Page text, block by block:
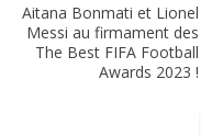
Aitana Bonmati et Lionel
Messi au firmament des
The Best FIFA Football
Awards 2023 !